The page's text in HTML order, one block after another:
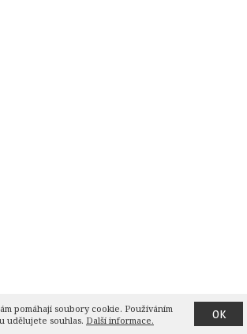
pomáhají soubory cookie. Používáním
udělujete souhlas. Další informace. OK